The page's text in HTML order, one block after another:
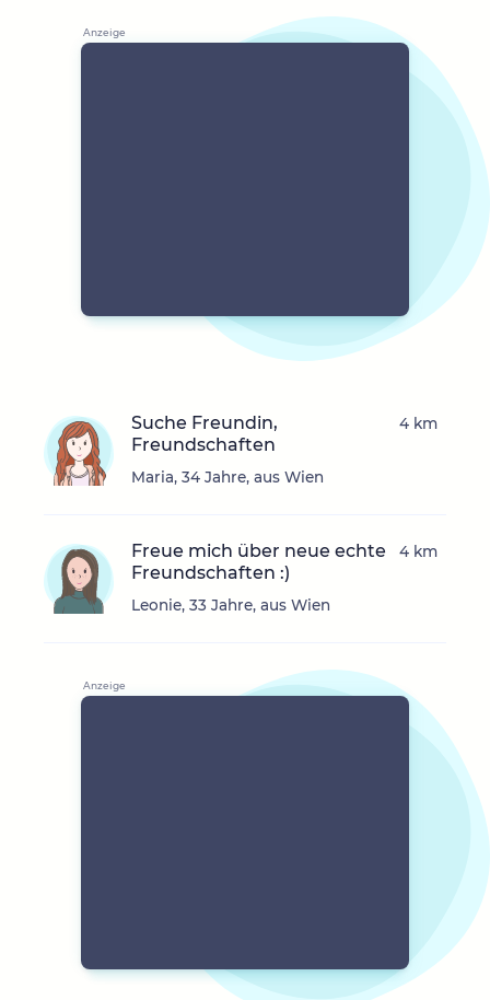
Suche Freundin,
Freundschaften
Maria, 34 Jahre, aus Wien
4 km
Freue mich über neue echte
Freundschaften :)
Leonie, 33 Jahre, aus Wien
4 km